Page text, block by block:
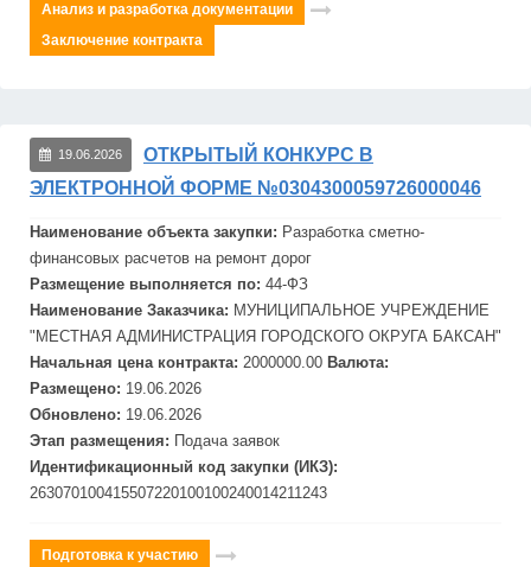
Анализ и разработка документации
Заключение контракта
19.06.2026
ОТКРЫТЫЙ КОНКУРС В
ЭЛЕКТРОННОЙ ФОРМЕ №0304300059726000046
Наименование объекта закупки: Разработка сметно-
финансовых расчетов на ремонт дорог
Размещение выполняется по: 44-ФЗ
Наименование Заказчика: МУНИЦИПАЛЬНОЕ УЧРЕЖДЕНИЕ
"МЕСТНАЯ АДМИНИСТРАЦИЯ ГОРОДСКОГО ОКРУГА БАКСАН"
Начальная цена контракта: 2000000.00 Валюта:
Размещено: 19.06.2026
Обновлено: 19.06.2026
Этап размещения: Подача заявок
Идентификационный код закупки (ИКЗ):
263070100415507220100100240014211243
Подготовка к участию